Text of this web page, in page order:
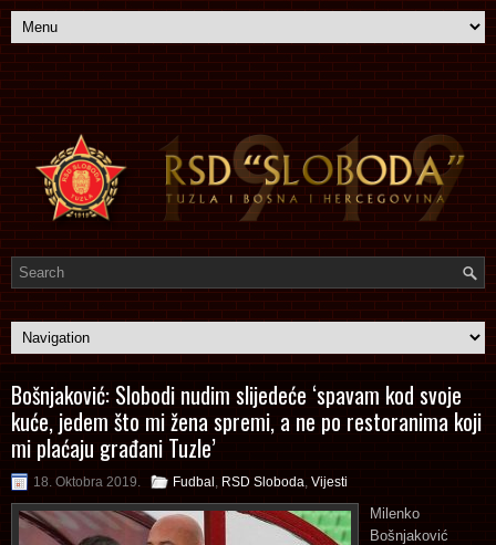
Bošnjaković: Slobodi nudim slijedeće ‘spavam kod svoje
kuće, jedem što mi žena spremi, a ne po restoranima koji
mi plaćaju građani Tuzle’
18. Oktobra 2019. Fudbal RSD Sloboda Vijesti
Milenko
Bošnjaković